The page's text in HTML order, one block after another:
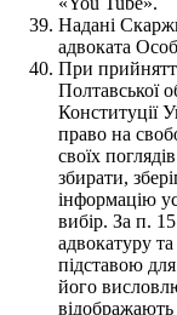
Надані
адвоката
При
Полтавської
Конституції
право на
своїх
збирати,
інформацію
вибір. За п.
адвокатуру
підставою
його
відображають